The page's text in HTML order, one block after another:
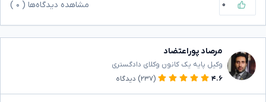
۰ مشاهده دیدگاه‌ها ( ۰
مرصاد پوراعتضاد
وکیل پایه یک کانون وکلای دادگستری
۴.۶
(۲۳۷) دیدگاه